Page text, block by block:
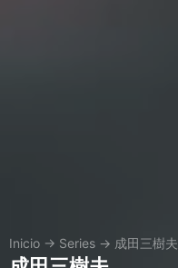
Inicio → Series → 成田三樹夫